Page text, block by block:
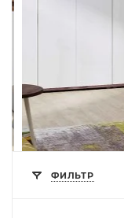
ФИЛЬТР